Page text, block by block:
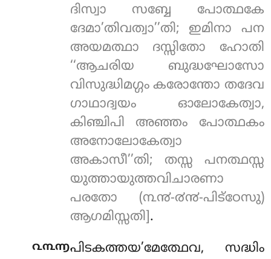
ദിസ്വാ സബ്ബേ പോത്ഥകേ
ദേമാ’തിവത്വാ’’തി; ഇമിനാ പന
അയമത്ഥാ ദസ്സിതോ ഹോതി
‘‘ആചരിയ ബുദ്ധഘോസോ
വിസുദ്ധിമഗ്ഗം കരോന്തോ തദേവ
ഗാഥാദ്വയം ഓലോകേത്വാ,
കിഞ്ചിപി അഞ്ഞം പോത്ഥകം
അനോലോകേത്വാ
അകാസീ’’തി; തസ്സ പനത്ഥസ്സ
യുത്തായുത്തവിചാരണാ
പരതോ (൩൯-൪൯-പിട്ഠേസു)
ആഗമിസ്സതി] .
൨൩൬.
പിടകത്തയ’മേത്ഥേവ, സദ്ധിം